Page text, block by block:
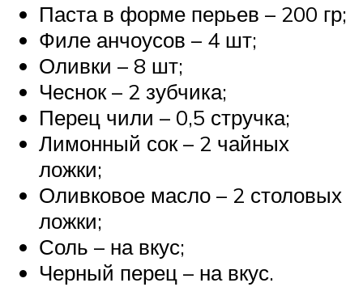
Паста в форме перьев – 200 гр;
Филе анчоусов – 4 шт;
Оливки – 8 шт;
Чеснок – 2 зубчика;
Перец чили – 0,5 стручка;
Лимонный сок – 2 чайных
ложки;
Оливковое масло – 2 столовых
ложки;
Соль – на вкус;
Черный перец – на вкус.